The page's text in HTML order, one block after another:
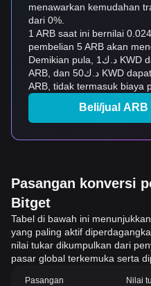
menawarkan kemudahan
dari 0%.
1 ARB saat ini bernilai
pembelian 5 ARB akan
Demikian pula, د.ك1 KWD dapat dikonversi menjadi 41.57
ARB, dan د.ك50 KWD dapat dikonversi menjadi 207.85
ARB, tidak termasuk biaya
Beli/jual
Pasangan konversi
Bitget
Tabel di bawah ini
yang paling aktif
nilai tukar dikumpulkan dari
pasar global terkemuka serta
Pasangan Nilai